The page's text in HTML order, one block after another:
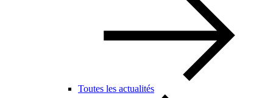
Toutes les actualités